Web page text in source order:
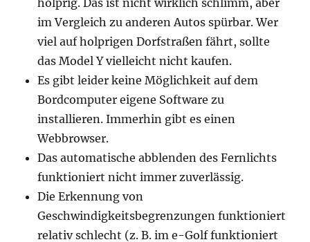
holprig. Das ist nicht wirklich schlimm, aber
im Vergleich zu anderen Autos spürbar. Wer
viel auf holprigen Dorfstraßen fährt, sollte
das Model Y vielleicht nicht kaufen.
Es gibt leider keine Möglichkeit auf dem
Bordcomputer eigene Software zu
installieren. Immerhin gibt es einen
Webbrowser.
Das automatische abblenden des Fernlichts
funktioniert nicht immer zuverlässig.
Die Erkennung von
Geschwindigkeitsbegrenzungen funktioniert
relativ schlecht (z. B. im e-Golf funktioniert